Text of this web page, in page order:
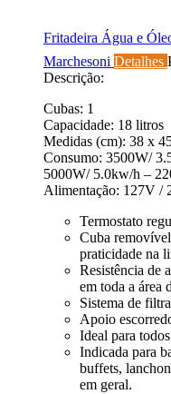
Fritadeira Água e
Marchesoni Detalhes
Descrição:
Cubas: 1
Capacidade: 18 litros
Medidas (cm): 38 x
Consumo: 3500W/
5000W/ 5.0kw/h –
Alimentação: 127V /
Termostato
Cuba
praticidade na
Resistência de
em toda a área
Sistema de
Apoio
Ideal para
Indicada para
buffets,
em geral.